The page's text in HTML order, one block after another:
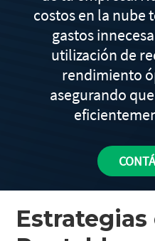
costos en la nube
gastos
utilización de
rendimiento
asegurando
Estrategias